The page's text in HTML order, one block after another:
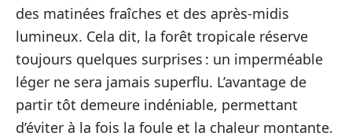
des matinées fraîches et des après-midis
lumineux. Cela dit, la forêt tropicale réserve
toujours quelques surprises : un imperméable
léger ne sera jamais superflu. L’avantage de
partir tôt demeure indéniable, permettant
d’éviter à la fois la foule et la chaleur montante.